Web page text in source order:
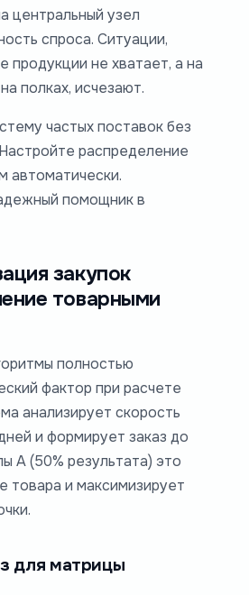
центральный узел
спроса. Ситуации,
продукции не хватает, а на
полках, исчезают.
частых поставок без
распределение
автоматически.
помощник в
закупок
товарными
полностью
фактор при расчете
анализирует скорость
и формирует заказ до
А (50% результата) это
товара и максимизирует
для матрицы